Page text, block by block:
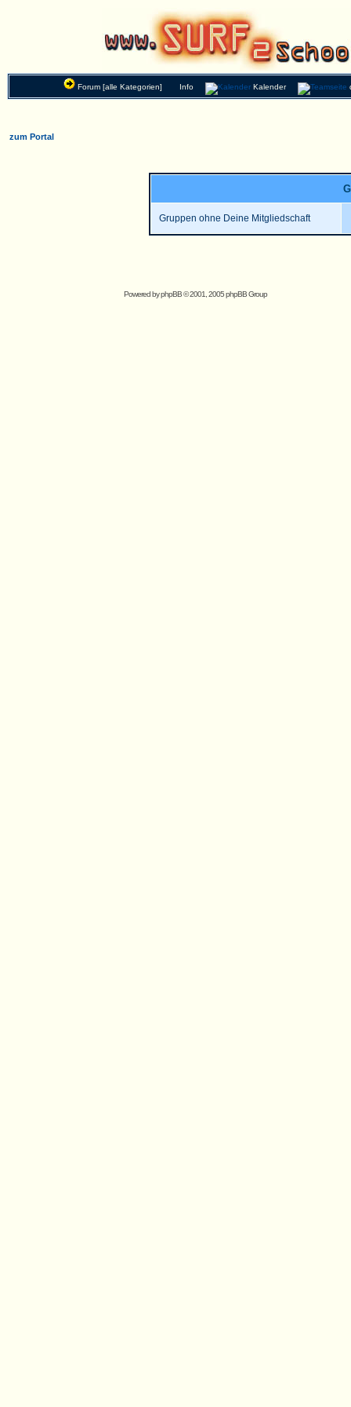
Forum [alle Kategorien] Info Kalender
zum Portal
Gruppen ohne Deine Mitgliedschaft
Powered byphpBB© 2001, 2005 phpBB Group